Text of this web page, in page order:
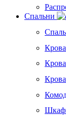
Спальни